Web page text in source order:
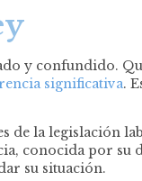
y confundido.
significativa.
la legislación
conocida por
su situación.